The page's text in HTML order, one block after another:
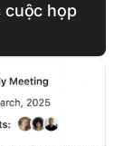
cuộc họp